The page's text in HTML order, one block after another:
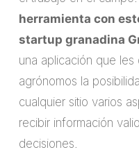
herramienta con
startup granadina
una aplicación que
agrónomos la
cualquier sitio varios
recibir información
decisiones.